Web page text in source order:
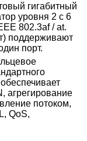
гигабитный
уровня 2 с 6
802.3af / at.
поддерживают
порт.
агрегирование
потоком,
QoS,